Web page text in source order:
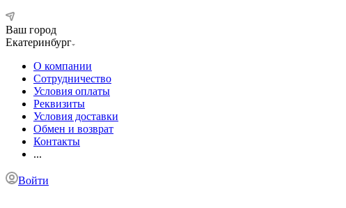
Ваш город
Екатеринбург
О компании
Сотрудничество
Условия оплаты
Реквизиты
Условия доставки
Обмен и возврат
Контакты
...
Войти